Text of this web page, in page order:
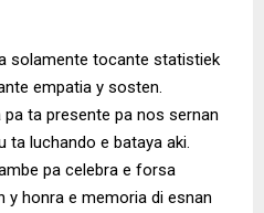
solamente tocante statistiek
empatia y sosten.
pa ta presente pa nos sernan
ta luchando e bataya aki.
pa celebra e forsa
y honra e memoria di esnan